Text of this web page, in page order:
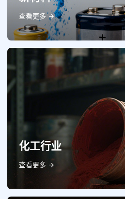
查看更多
化工行业
查看更多